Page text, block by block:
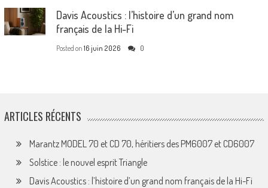
Davis Acoustics : l’histoire d’un grand nom
français de la Hi-Fi
Posted on 16 juin 2026 0
ARTICLES RÉCENTS
Marantz MODEL 70 et CD 70, héritiers des PM6007 et CD6007
Solstice : le nouvel esprit Triangle
Davis Acoustics : l’histoire d’un grand nom français de la Hi-Fi